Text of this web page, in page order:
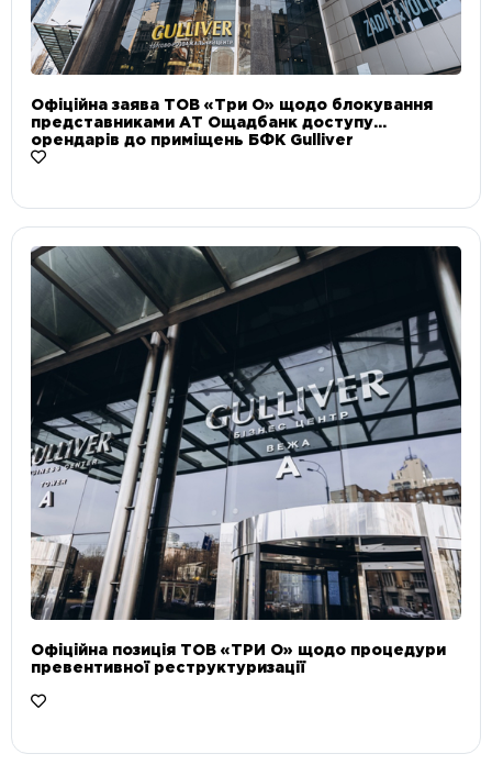
Офіційна заява ТОВ «Три О» щодо блокування
представниками АТ Ощадбанк доступу
орендарів до приміщень БФК Gulliver
Офіційна позиція ТОВ «ТРИ О» щодо процедури
превентивної реструктуризації